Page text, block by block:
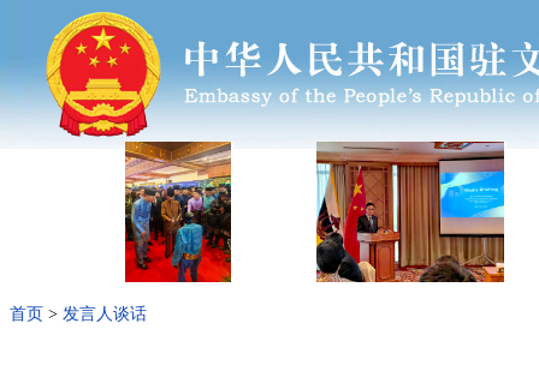
首页 > 发言人谈话